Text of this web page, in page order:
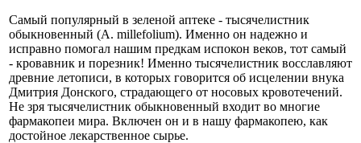
Самый популярный в зеленой аптеке - тысячелистник
обыкновенный (A. millefolium). Именно он надежно и
исправно помогал нашим предкам испокон веков, тот самый
- кровавник и порезник! Именно тысячелистник восславляют
древние летописи, в которых говорится об исцелении внука
Дмитрия Донского, страдающего от носовых кровотечений.
Не зря тысячелистник обыкновенный входит во многие
фармакопеи мира. Включен он и в нашу фармакопею, как
достойное лекарственное сырье.